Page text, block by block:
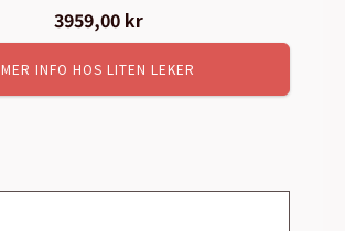
3959,00 kr
MER INFO HOS LITEN LEKER